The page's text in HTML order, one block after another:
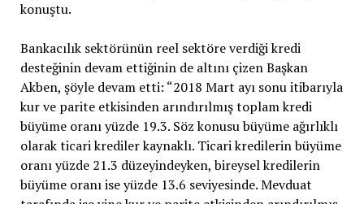
konuştu.
Bankacılık sektörünün reel sektöre verdiği kredi
desteğinin devam ettiğinin de altını çizen Başkan
Akben, şöyle devam etti: “2018 Mart ayı sonu itibarıyla
kur ve parite etkisinden arındırılmış toplam kredi
büyüme oranı yüzde 19.3. Söz konusu büyüme ağırlıklı
olarak ticari krediler kaynaklı. Ticari kredilerin büyüme
oranı yüzde 21.3 düzeyindeyken, bireysel kredilerin
büyüme oranı ise yüzde 13.6 seviyesinde. Mevduat